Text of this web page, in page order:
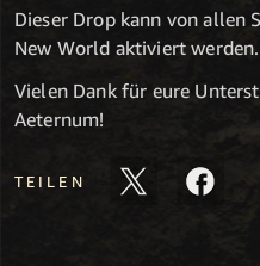
Dieser Drop kann von allen
New World aktiviert werden.
Vielen Dank für eure
Aeternum!
TEILEN